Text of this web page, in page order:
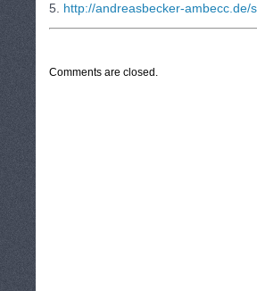
5. http://andreasbecker-ambecc.de/
Comments are closed.